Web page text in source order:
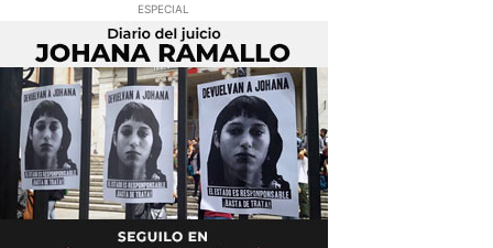
ESPECIAL